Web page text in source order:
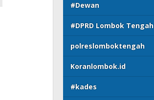
#Dewan
#DPRD Lombok Tengah
polreslomboktengah
Koranlombok.id
#kades